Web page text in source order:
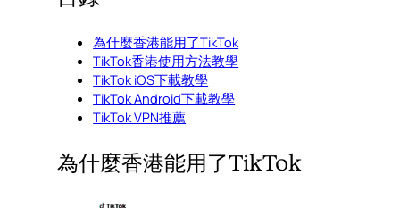
為什麼香港能用了TikTok
TikTok香港使用方法教學
TikTok iOS下載教學
TikTok Android下載教學
TikTok VPN推薦
為什麼香港能用了TikTok